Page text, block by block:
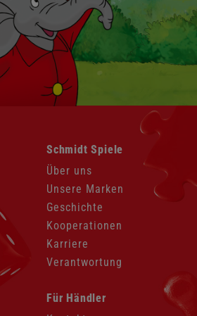
Navigation
überspringen
Schmidt Spiele
Über uns
Unsere Marken
Geschichte
Kooperationen
Karriere
Verantwortung
Navigation
überspringen
Für Händler